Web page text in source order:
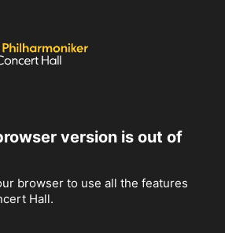
version is out of
browser to use all the features
Hall.